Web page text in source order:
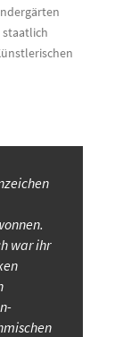
war ihr